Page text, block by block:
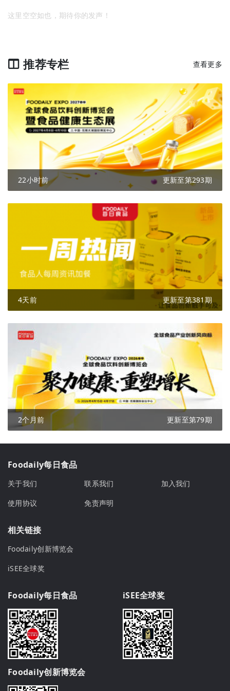
这里空空如也，期待你的发声！
推荐专栏 查看更多
22小时前 更新至第293期
4天前 更新至第381期
2个月前 更新至第79期
Foodaily每日食品
关于我们 联系我们
加入我们
使用协议
免责声明
相关链接
Foodaily创新博览会
iSEE全球奖
Foodaily每日食品 iSEE全球奖
Foodaily创新博览会